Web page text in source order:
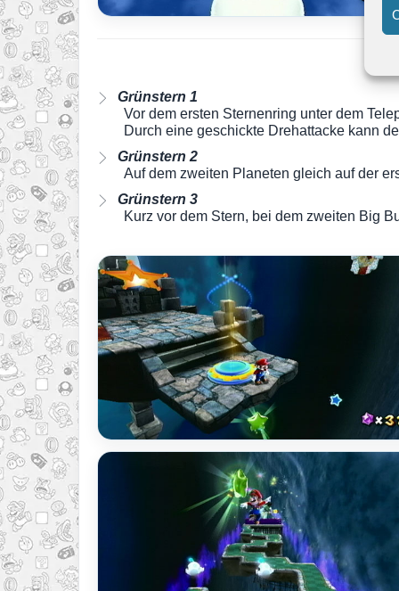
Grünstern 1
Vor dem ersten Sternenring unter dem
Durch eine geschickte Drehattacke kann
Grünstern 2
Auf dem zweiten Planeten gleich auf der
Grünstern 3
Kurz vor dem Stern, bei dem zweiten Big